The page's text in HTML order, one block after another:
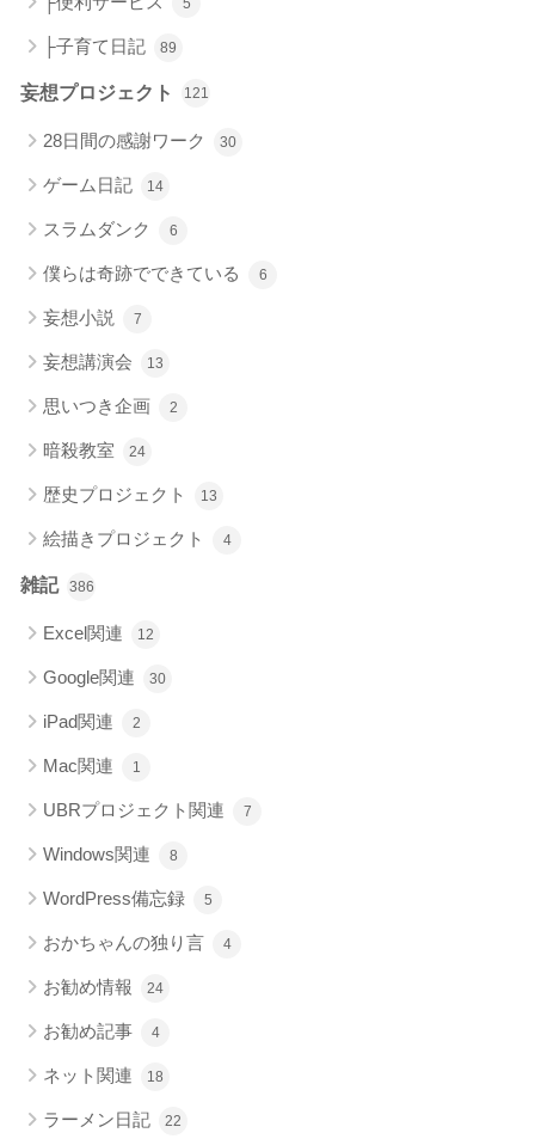
├子育て日記 89
妄想プロジェクト 121
28日間の感謝ワーク 30
ゲーム日記 14
スラムダンク 6
僕らは奇跡でできている 6
妄想小説 7
妄想講演会 13
思いつき企画 2
暗殺教室 24
歴史プロジェクト 13
絵描きプロジェクト 4
雑記 386
Excel関連 12
Google関連 30
iPad関連 2
Mac関連 1
UBRプロジェクト関連 7
Windows関連 8
WordPress備忘録 5
おかちゃんの独り言 4
お勧め情報 24
お勧め記事 4
ネット関連 18
ラーメン日記 22